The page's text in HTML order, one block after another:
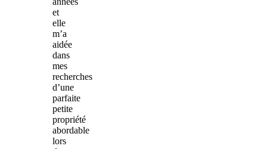
et
elle
m’a
aidée
dans
mes
recherches
d’une
parfaite
petite
propriété
abordable
lors